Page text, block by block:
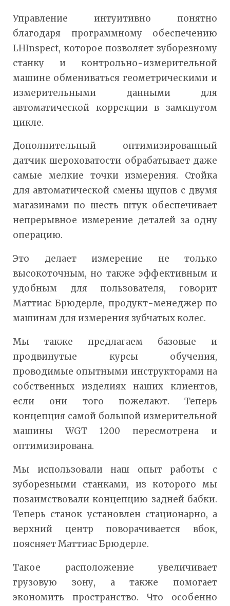
Управление интуитивно понятно
благодаря программному обеспечению
LHInspect, которое позволяет зуборезному
станку и контрольно-измерительной
машине обмениваться геометрическими и
измерительными данными для
автоматической коррекции в замкнутом
цикле.
Дополнительный оптимизированный
датчик шероховатости обрабатывает даже
самые мелкие точки измерения. Стойка
для автоматической смены щупов с двумя
магазинами по шесть штук обеспечивает
непрерывное измерение деталей за одну
операцию.
Это делает измерение не только
высокоточным, но также эффективным и
удобным для пользователя, говорит
Маттиас Брюдерле, продукт-менеджер по
машинам для измерения зубчатых колес.
Мы также предлагаем базовые и
продвинутые курсы обучения,
проводимые опытными инструкторами на
собственных изделиях наших клиентов,
если они того пожелают. Теперь
концепция самой большой измерительной
машины WGT 1200 пересмотрена и
оптимизирована.
Мы использовали наш опыт работы с
зуборезными станками, из которого мы
позаимствовали концепцию задней бабки.
Теперь станок установлен стационарно, а
верхний центр поворачивается вбок,
поясняет Маттиас Брюдерле.
Такое расположение увеличивает
грузовую зону, а также помогает
экономить пространство. Что особенно